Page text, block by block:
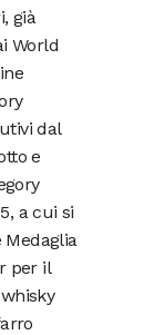
già
World
dal
e
a cui si
Medaglia
per il